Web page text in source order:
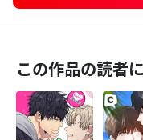
この作品の読者